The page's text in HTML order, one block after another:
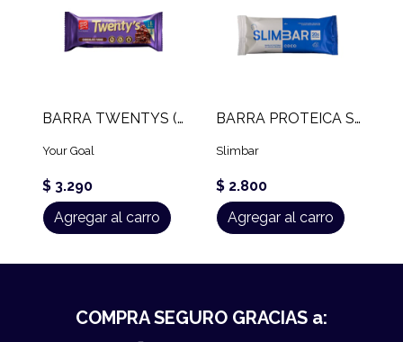
BARRA TWENTYS (60 GR)
Your Goal
$ 3.290
Agregar al carro
BARRA PROTEICA SLIMBAR (60 GR)
Slimbar
$ 2.800
Agregar al carro
COMPRA SEGURO GRACIAS a: